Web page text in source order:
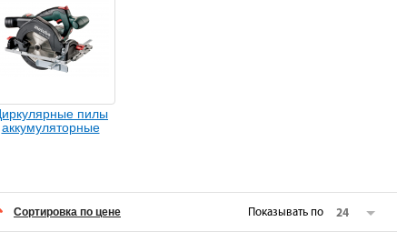
пилы
аккумуляторные
Сортировка по цене Показывать по 24